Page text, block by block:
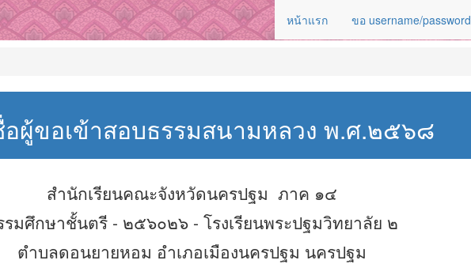
หน้าแรก ขอ username/password
อผู้ขอเข้าสอบธรรมสนามหลวง พ.ศ.๒๕๖๘
สำนักเรียนคณะจังหวัดนครปฐม ภาค ๑๔
รมศึกษาชั้นตรี - ๒๕๖๐๒๖ - โรงเรียนพระปฐมวิทยาลัย ๒
ตำบลดอนยายหอม อำเภอเมืองนครปฐม นครปฐม